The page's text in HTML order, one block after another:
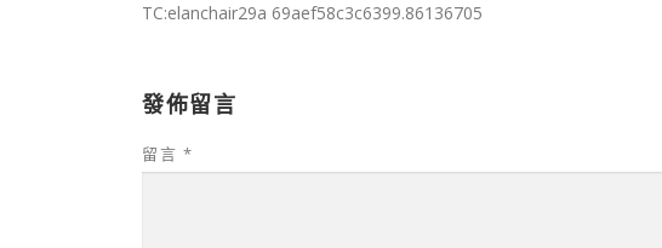
TC:elanchair29a 69aef58c3c6399.86136705
發佈留言
留言 *